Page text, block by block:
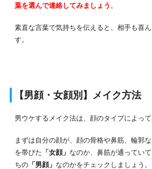
葉を選んで連絡してみましょう 。
素直な言葉で気持ちを伝えると、相手も喜
す。
【男顔・女顔別】メイク方法
男ウケするメイク法は、顔のタイプによって
まずは自分の顔が、顔の骨格や鼻筋、輪郭
を帯びた 「女顔」 なのか、鼻筋が通ってい
ちの 「男顔」 なのかをチェックしましょう。